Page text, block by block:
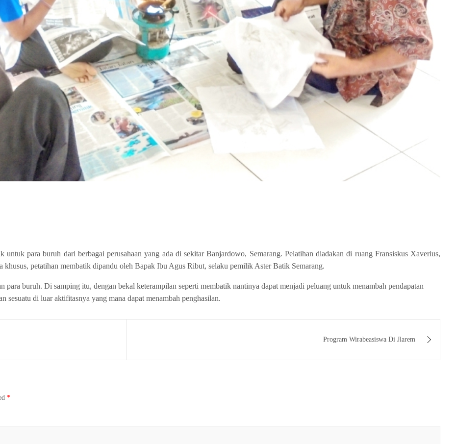
untuk para buruh dari berbagai perusahaan yang ada di sekitar Banjardowo, Semarang. Pelatihan diadakan di ruang Fransiskus Xaverius,
khusus, petatihan membatik dipandu oleh Bapak Ibu Agus Ribut, selaku pemilik Aster Batik Semarang.
para buruh. Di samping itu, dengan bekal keterampilan seperti membatik nantinya dapat menjadi peluang untuk menambah pendapatan
sesuatu di luar aktifitasnya yang mana dapat menambah penghasilan.
Program Wirabeasiswa Di Jlarem
*